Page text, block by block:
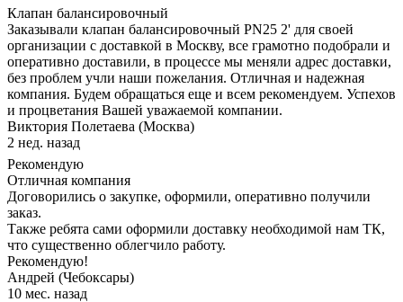
Клапан балансировочный
Заказывали клапан балансировочный PN25 2' для своей
организации с доставкой в Москву, все грамотно подобрали и
оперативно доставили, в процессе мы меняли адрес доставки,
без проблем учли наши пожелания. Отличная и надежная
компания. Будем обращаться еще и всем рекомендуем. Успехов
и процветания Вашей уважаемой компании.
Виктория Полетаева (Москва)
2 нед. назад
Рекомендую
Отличная компания
Договорились о закупке, оформили, оперативно получили
заказ.
Также ребята сами оформили доставку необходимой нам ТК,
что существенно облегчило работу.
Рекомендую!
Андрей (Чебоксары)
10 мес. назад